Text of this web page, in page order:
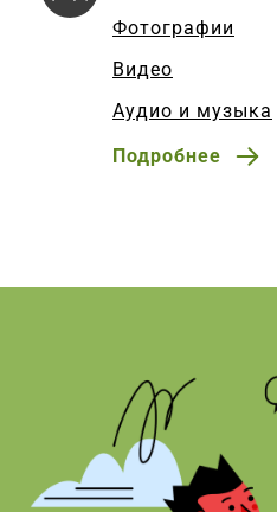
Фотографии
Видео
Аудио и музыка
Подробнее